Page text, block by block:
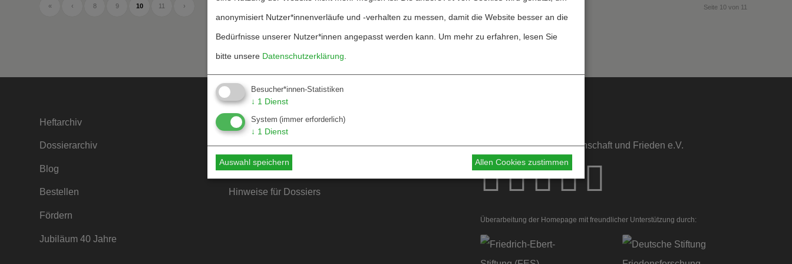
Seite 10 von 11
« ‹ 8 9 10 11 ›
Heftarchiv
Dossierarchiv
Blog
Bestellen
Fördern
Jubiläum 40 Jahre
Kontakt
Mediadaten
Hinweise für Autor*innen
Hinweise für Dossiers
Informationsstelle Wissenschaft und Frieden e.V.
Überarbeitung der Homepage mit freundlicher Unterstützung durch:
anonymisiert Nutzer*innenverläufe und -verhalten zu messen, damit die Website besser an die
Bedürfnisse unserer Nutzer*innen angepasst werden kann. Um mehr zu erfahren, lesen Sie
bitte unsere Datenschutzerklärung
Besucher*innen-Statistiken
↓ 1 Dienst
System (immer erforderlich)
↓ 1 Dienst
Auswahl speichern Allen Cookies zustimmen